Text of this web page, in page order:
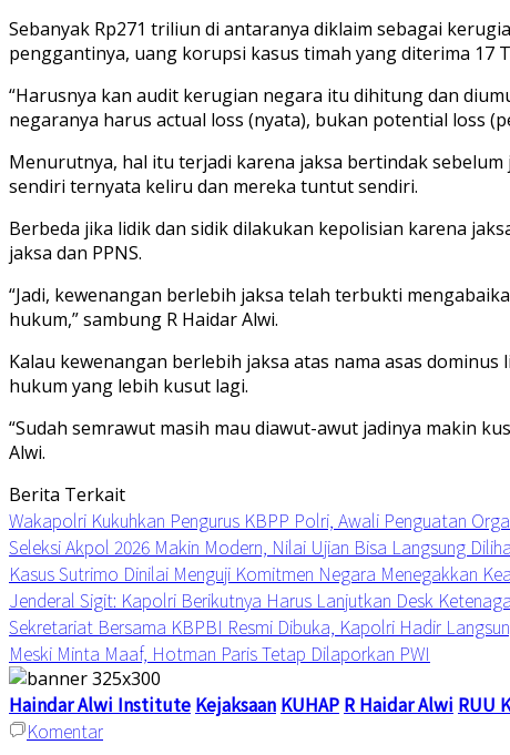
Sebanyak Rp271 triliun di antaranya diklaim sebagai
penggantinya, uang korupsi kasus timah yang diterima 17
“Harusnya kan audit kerugian negara itu dihitung dan
negaranya harus actual loss (nyata), bukan potential loss
Menurutnya, hal itu terjadi karena jaksa bertindak
sendiri ternyata keliru dan mereka tuntut sendiri.
Berbeda jika lidik dan sidik dilakukan kepolisian karena
jaksa dan PPNS.
“Jadi, kewenangan berlebih jaksa telah terbukti
hukum,” sambung R Haidar Alwi.
Kalau kewenangan berlebih jaksa atas nama asas
hukum yang lebih kusut lagi.
“Sudah semrawut masih mau diawut-awut jadinya makin
Alwi.
Berita Terkait
Wakapolri Kukuhkan Pengurus KBPP Polri, Awali Penguatan
Seleksi Akpol 2026 Makin Modern, Nilai Ujian Bisa Langsung
Kasus Sutrimo Dinilai Menguji Komitmen Negara Menegakkan
Jenderal Sigit: Kapolri Berikutnya Harus Lanjutkan Desk
Sekretariat Bersama KBPBI Resmi Dibuka, Kapolri Hadir
Meski Minta Maaf, Hotman Paris Tetap Dilaporkan PWI
Haindar Alwi Institute Kejaksaan KUHAP R Haidar Alwi RUU
Komentar